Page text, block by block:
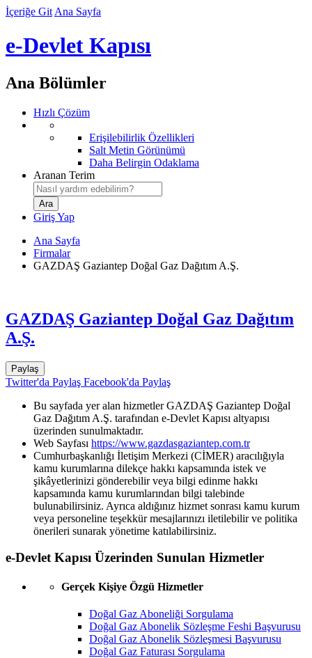
İçeriğe Git Ana Sayfa
e-Devlet Kapısı
Ana Bölümler
Hızlı Çözüm
Erişilebilirlik Özellikleri
Salt Metin Görünümü
Daha Belirgin Odaklama
Aranan Terim
Giriş Yap
Ana Sayfa
Firmalar
GAZDAŞ Gaziantep Doğal Gaz Dağıtım A.Ş.
GAZDAŞ Gaziantep Doğal Gaz Dağıtım
A.Ş.
Paylaş
Twitter'da Paylaş Facebook'da Paylaş
Bu sayfada yer alan hizmetler GAZDAŞ Gaziantep Doğal
Gaz Dağıtım A.Ş. tarafından e-Devlet Kapısı altyapısı
üzerinden sunulmaktadır.
Web Sayfası https://www.gazdasgaziantep.com.tr
Cumhurbaşkanlığı İletişim Merkezi (CİMER) aracılığıyla
kamu kurumlarına dilekçe hakkı kapsamında istek ve
şikâyetlerinizi gönderebilir veya bilgi edinme hakkı
kapsamında kamu kurumlarından bilgi talebinde
bulunabilirsiniz. Ayrıca aldığınız hizmet sonrası kamu kurum
veya personeline teşekkür mesajlarınızı iletilebilir ve politika
önerileri sunarak yönetime katılabilirsiniz.
e-Devlet Kapısı Üzerinden Sunulan Hizmetler
Gerçek Kişiye Özgü Hizmetler
Doğal Gaz Aboneliği Sorgulama
Doğal Gaz Abonelik Sözleşme Feshi Başvurusu
Doğal Gaz Abonelik Sözleşmesi Başvurusu
Doğal Gaz Faturası Sorgulama